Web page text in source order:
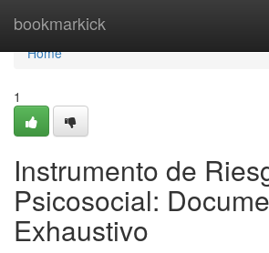
bookmarkick
Home
Home
1
Instrumento de
Psicosocial:
Exhaustivo